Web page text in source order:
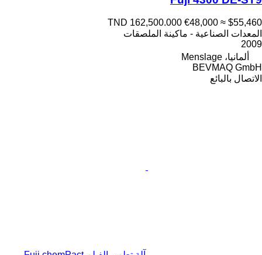
TND 162,500.000 €48,000 ≈ $55,460
المعدات الصناعية - ماكينة الملصقات
2009
ألمانيا، Menslage
BEVMAQ GmbH
الاتصال بالبائع